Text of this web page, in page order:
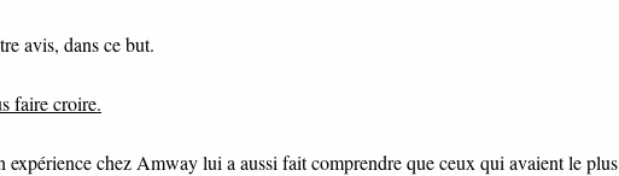
avis, dans ce but.
faire croire.
expérience chez Amway lui a aussi fait comprendre que ceux qui avaient le plus